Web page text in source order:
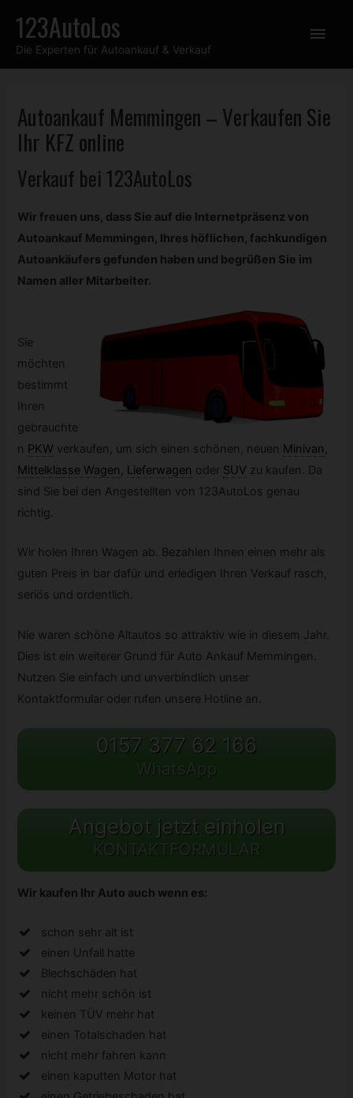
Inhalt
springen
123AutoLos
Die Experten für Autoankauf & Verkauf
Autoankauf Memmingen – Verkaufen Sie
Ihr KFZonline
Verkauf bei 123AutoLos
Wir freuen uns, dass Sie auf die Internetpräsenz von
Autoankauf Memmingen, Ihres höflichen, fachkundigen
Autoankäufers gefunden haben und begrüßen Sie im
Namen aller Mitarbeiter.
Sie
möchten
bestimmt
Ihren
gebrauchte
n PKW verkaufen, um sich einen schönen, neuen Minivan ,
Mittelklasse Wagen , Lieferwagen oder SUV zu kaufen. Da
sind Sie bei den Angestellten von 123AutoLos genau
richtig.
Wir holen Ihren Wagen ab. Bezahlen Ihnen einen mehr als
guten Preis in bar dafür und erledigen Ihren Verkauf rasch,
seriös und ordentlich.
Nie waren schöne Altautos so attraktiv wie in diesem Jahr.
Dies ist ein weiterer Grund für Auto Ankauf Memmingen.
Nutzen Sie einfach und unverbindlich unser
Kontaktformular oder rufen unsere Hotline an.
0157 377 62 166
WhatsApp
Angebot jetzt einholen
KONTAKTFORMULAR
Wir kaufen Ihr Auto auch wenn es:
schon sehr alt ist
einen Unfall hatte
Blechschäden hat
nicht mehr schön ist
keinen TÜV mehr hat
einen Totalschaden hat
nicht mehr fahren kann
einen kaputten Motor hat